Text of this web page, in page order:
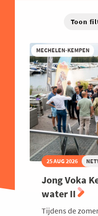
Toon
MECHELEN-KEMPEN
25 AUG 2026
Jong Voka
water II
Tijdens de
Familiebedrijven
Good Governance
Groeien
Haven
Human Resources
Industrie
Innovatie
Internationaal
Juridisch
Logistiek en